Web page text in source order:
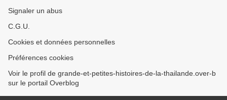
Signaler un abus
C.G.U.
Cookies et données personnelles
Préférences cookies
Voir le profil de grande-et-petites-histoires-de-la-thailande.over-b
sur le portail Overblog